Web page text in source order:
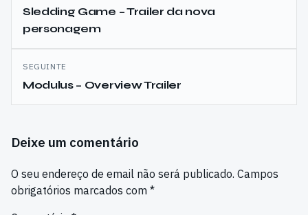
de
artigos
Sledding Game – Trailer da nova
personagem
SEGUINTE
Modulus – Overview Trailer
Deixe um comentário
O seu endereço de email não será publicado. Campos
obrigatórios marcados com *